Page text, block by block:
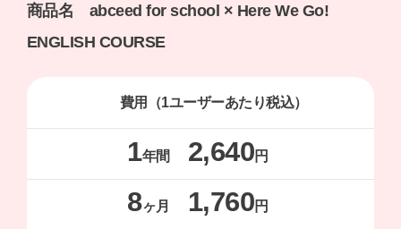
商品名 abceed for school × Here We Go!
ENGLISH COURSE
費用（1ユーザーあたり税込）
1年間 2,640円
8ヶ月 1,760円